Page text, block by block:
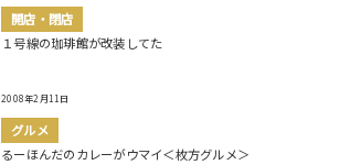
開店・閉店
１号線の珈琲館が改装してた
2008年2月11日
グルメ
るーほんだのカレーがウマイ＜枚方グルメ＞